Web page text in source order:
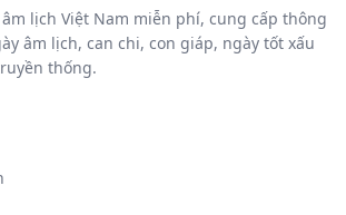
lịch Việt Nam miễn phí, cung cấp thông
âm lịch, can chi, con giáp, ngày tốt xấu
thống.